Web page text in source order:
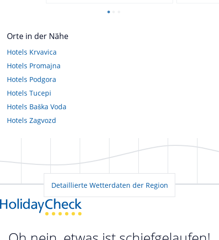
Orte in der Nähe
Hotels Krvavica
Hotels Promajna
Hotels Podgora
Hotels Tucepi
Hotels Baška Voda
Hotels Zagvozd
Detaillierte Wetterdaten der Region